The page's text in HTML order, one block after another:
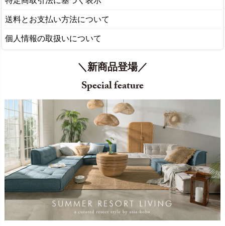
送料とお支払い方法について
個人情報の取扱いについて
＼新商品登場／
Special feature